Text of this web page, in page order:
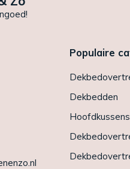
Populaire
Dekbedden
Hoofdkussens